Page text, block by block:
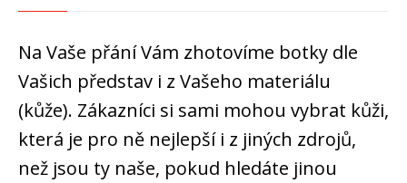
Na Vaše přání Vám zhotovíme botky dle
Vašich představ i z Vašeho materiálu
(kůže). Zákazníci si sami mohou vybrat kůži,
která je pro ně nejlepší i z jiných zdrojů,
než jsou ty naše, pokud hledáte jinou